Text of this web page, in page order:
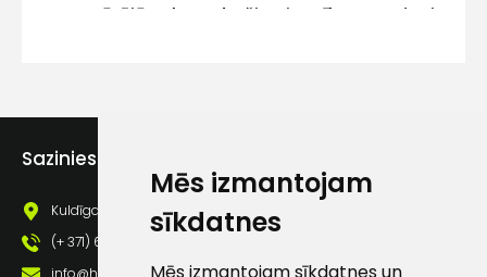
Mēs izmantojam
sīkdatnes
PU-PU ārējā zole nodrošina izturību un saķeri.
Sazinies ar mums
Kuldīgas iela 69a, Saldus, Saldus nov., LV - 3801
(+ 371) 63 881 186
Sūtīt ziņojumu
Klientu